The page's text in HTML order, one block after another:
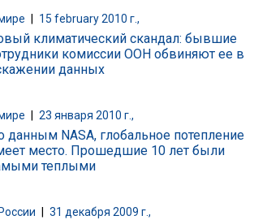
15 february 2010 г.,
климатический скандал: бывшие
комиссии ООН обвиняют ее в
данных
23 января 2010 г.,
данным NASA, глобальное потепление
место. Прошедшие 10 лет были
теплыми
31 декабря 2009 г.,